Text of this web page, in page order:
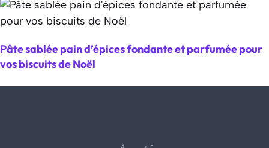
Pâte sablée pain d’épices fondante et parfumée pour
vos biscuits de Noël